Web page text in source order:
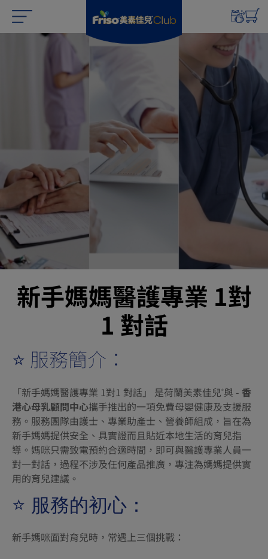
新手媽媽醫護專業 1對
1 對話
⭐ 服務簡介：
「新手媽媽醫護專業 1對1 對話」 是荷蘭美素佳兒®與 - 香
港心母乳顧問中心攜手推出的一項免費母嬰健康及支援服
務。服務團隊由護士、專業助產士、營養師組成，旨在為
新手媽媽提供安全、具實證而且貼近本地生活的育兒指
導。媽咪只需致電預約合適時間，即可與醫護專業人員一
對一對話，過程不涉及任何產品推廣，專注為媽媽提供實
用的育兒建議。
⭐ 服務的初心：
新手媽咪面對育兒時，常遇上三個挑戰：